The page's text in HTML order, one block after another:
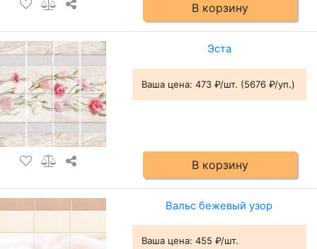
В корзину
Эста
Ваша цена: 473 ₽/шт. (5676 ₽/уп.)
В корзину
Вальс бежевый узор
Ваша цена: 455 ₽/шт.